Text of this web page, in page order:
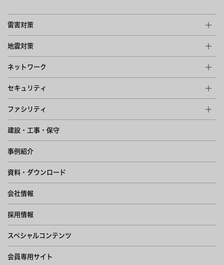
雷害対策
地震対策
ネットワーク
セキュリティ
ファシリティ
建設・工事・保守
事例紹介
資料・ダウンロード
会社情報
採用情報
スペシャルコンテンツ
会員専用サイト